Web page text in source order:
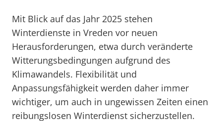
Mit Blick auf das Jahr 2025 stehen
Winterdienste in Vreden vor neuen
Herausforderungen, etwa durch veränderte
Witterungsbedingungen aufgrund des
Klimawandels. Flexibilität und
Anpassungsfähigkeit werden daher immer
wichtiger, um auch in ungewissen Zeiten einen
reibungslosen Winterdienst sicherzustellen.